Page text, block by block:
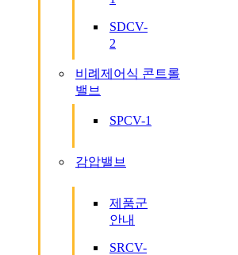
SDCV-
2
비례제어식 콘트롤
밸브
SPCV-1
감압밸브
제품군
안내
SRCV-